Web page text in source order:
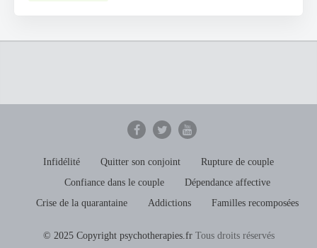
Infidélité Quitter son conjoint
Rupture de couple
Confiance dans le couple
Dépendance affective
Crise de la quarantaine
Addictions Familles recomposées
© 2025 Copyright psychotherapies.frTous droits réservés